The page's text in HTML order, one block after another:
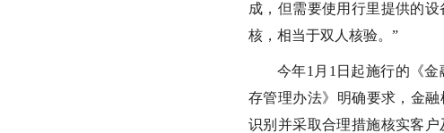
成，但需要使用行里提供的
核，相当于双人核验。”
今年1月1日起施行的《
存管理办法》明确要求，金融
识别并采取合理措施核实客